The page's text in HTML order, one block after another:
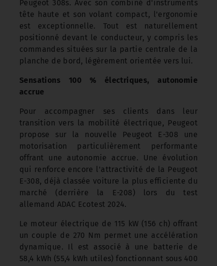
Peugeot 308s. Avec son combiné d'instruments
tête haute et son volant compact, l'ergonomie
est exceptionnelle. Tout est naturellement
positionné devant le conducteur, y compris les
commandes situées sur la partie centrale de la
planche de bord, légèrement orientée vers lui.
Sensations 100 % électriques, autonomie
accrue
Pour accompagner ses clients dans leur
transition vers la mobilité électrique, Peugeot
propose sur la nouvelle Peugeot E-308 une
motorisation particulièrement performante
offrant une autonomie accrue. Une évolution
qui renforce encore l'attractivité de la Peugeot
E-308, déjà classée voiture la plus efficiente du
marché (derrière la E-208) lors du test
allemand ADAC Ecotest 2024.
Le moteur électrique de 115 kW (156 ch) offrant
un couple de 270 Nm permet une accélération
dynamique. Il est associé à une batterie de
58,4 kWh (55,4 kWh utiles) fonctionnant sous 400